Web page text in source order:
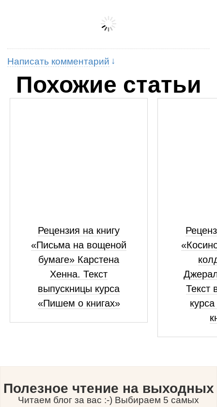
Написать комментарий
Похожие статьи
Рецензия на книгу
«Письма на вощеной
бумаге» Карстена
Хенна. Текст
выпускницы курса
«Пишем о книгах»
Текст
Полезное чтение на выходных
Читаем блог за вас :-) Выбираем 5 самых